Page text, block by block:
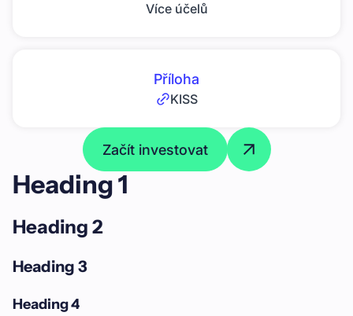
Více účelů
Příloha
KISS
Začít investovat
Heading 1
Heading 2
Heading 3
Heading 4